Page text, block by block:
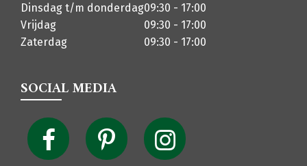
Dinsdag t/m donderdag09:30 - 17:00
Vrijdag
09:30 - 17:00
Zaterdag
09:30 - 17:00
SOCIAL MEDIA